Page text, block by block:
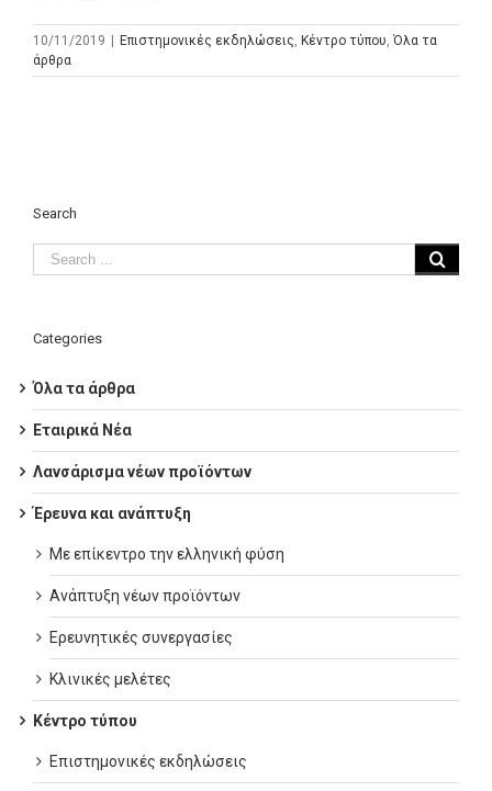
10/11/2019 | Επιστημονικές εκδηλώσεις Κέντρο τύπου Όλα τα
άρθρα
Search
Categories
Όλα τα άρθρα
Εταιρικά Νέα
Λανσάρισμα νέων προϊόντων
Έρευνα και ανάπτυξη
Με επίκεντρο την ελληνική φύση
Ανάπτυξη νέων προϊόντων
Ερευνητικές συνεργασίες
Κλινικές μελέτες
Κέντρο τύπου
Επιστημονικές εκδηλώσεις